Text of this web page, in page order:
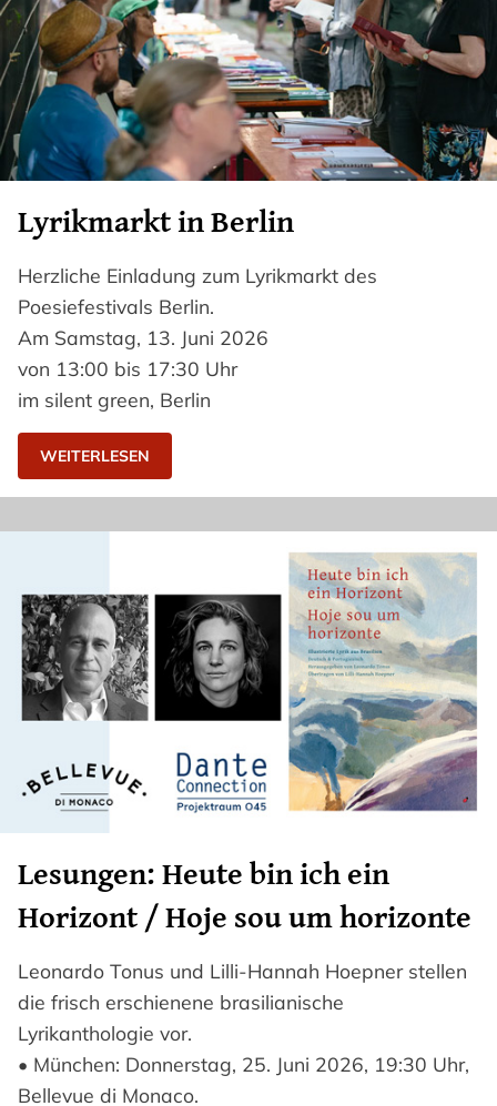
Lyrikmarkt in Berlin
Herzliche Einladung zum Lyrikmarkt des
Poesiefestivals Berlin.
Am Samstag, 13. Juni 2026
von 13:00 bis 17:30 Uhr
im silent green, Berlin
WEITERLESEN
Lesungen: Heute bin ich ein
Horizont / Hoje sou um horizonte
Leonardo Tonus und Lilli-Hannah Hoepner stellen
die frisch erschienene brasilianische
Lyrikanthologie vor.
• München: Donnerstag, 25. Juni 2026, 19:30 Uhr,
Bellevue di Monaco.